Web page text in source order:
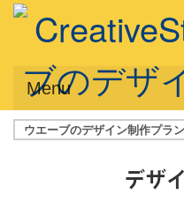
Menu
サービス概要
デザインプラン
ウエーブのデザイン制作プラ
デザ